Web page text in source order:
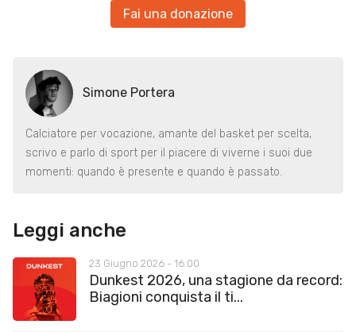
Fai una donazione
Simone Portera
Calciatore per vocazione, amante del basket per scelta,
scrivo e parlo di sport per il piacere di viverne i suoi due
momenti: quando è presente e quando è passato.
Leggi anche
23 Giugno 2026 - 16:00
Dunkest 2026, una stagione da record:
Biagioni conquista il ti...